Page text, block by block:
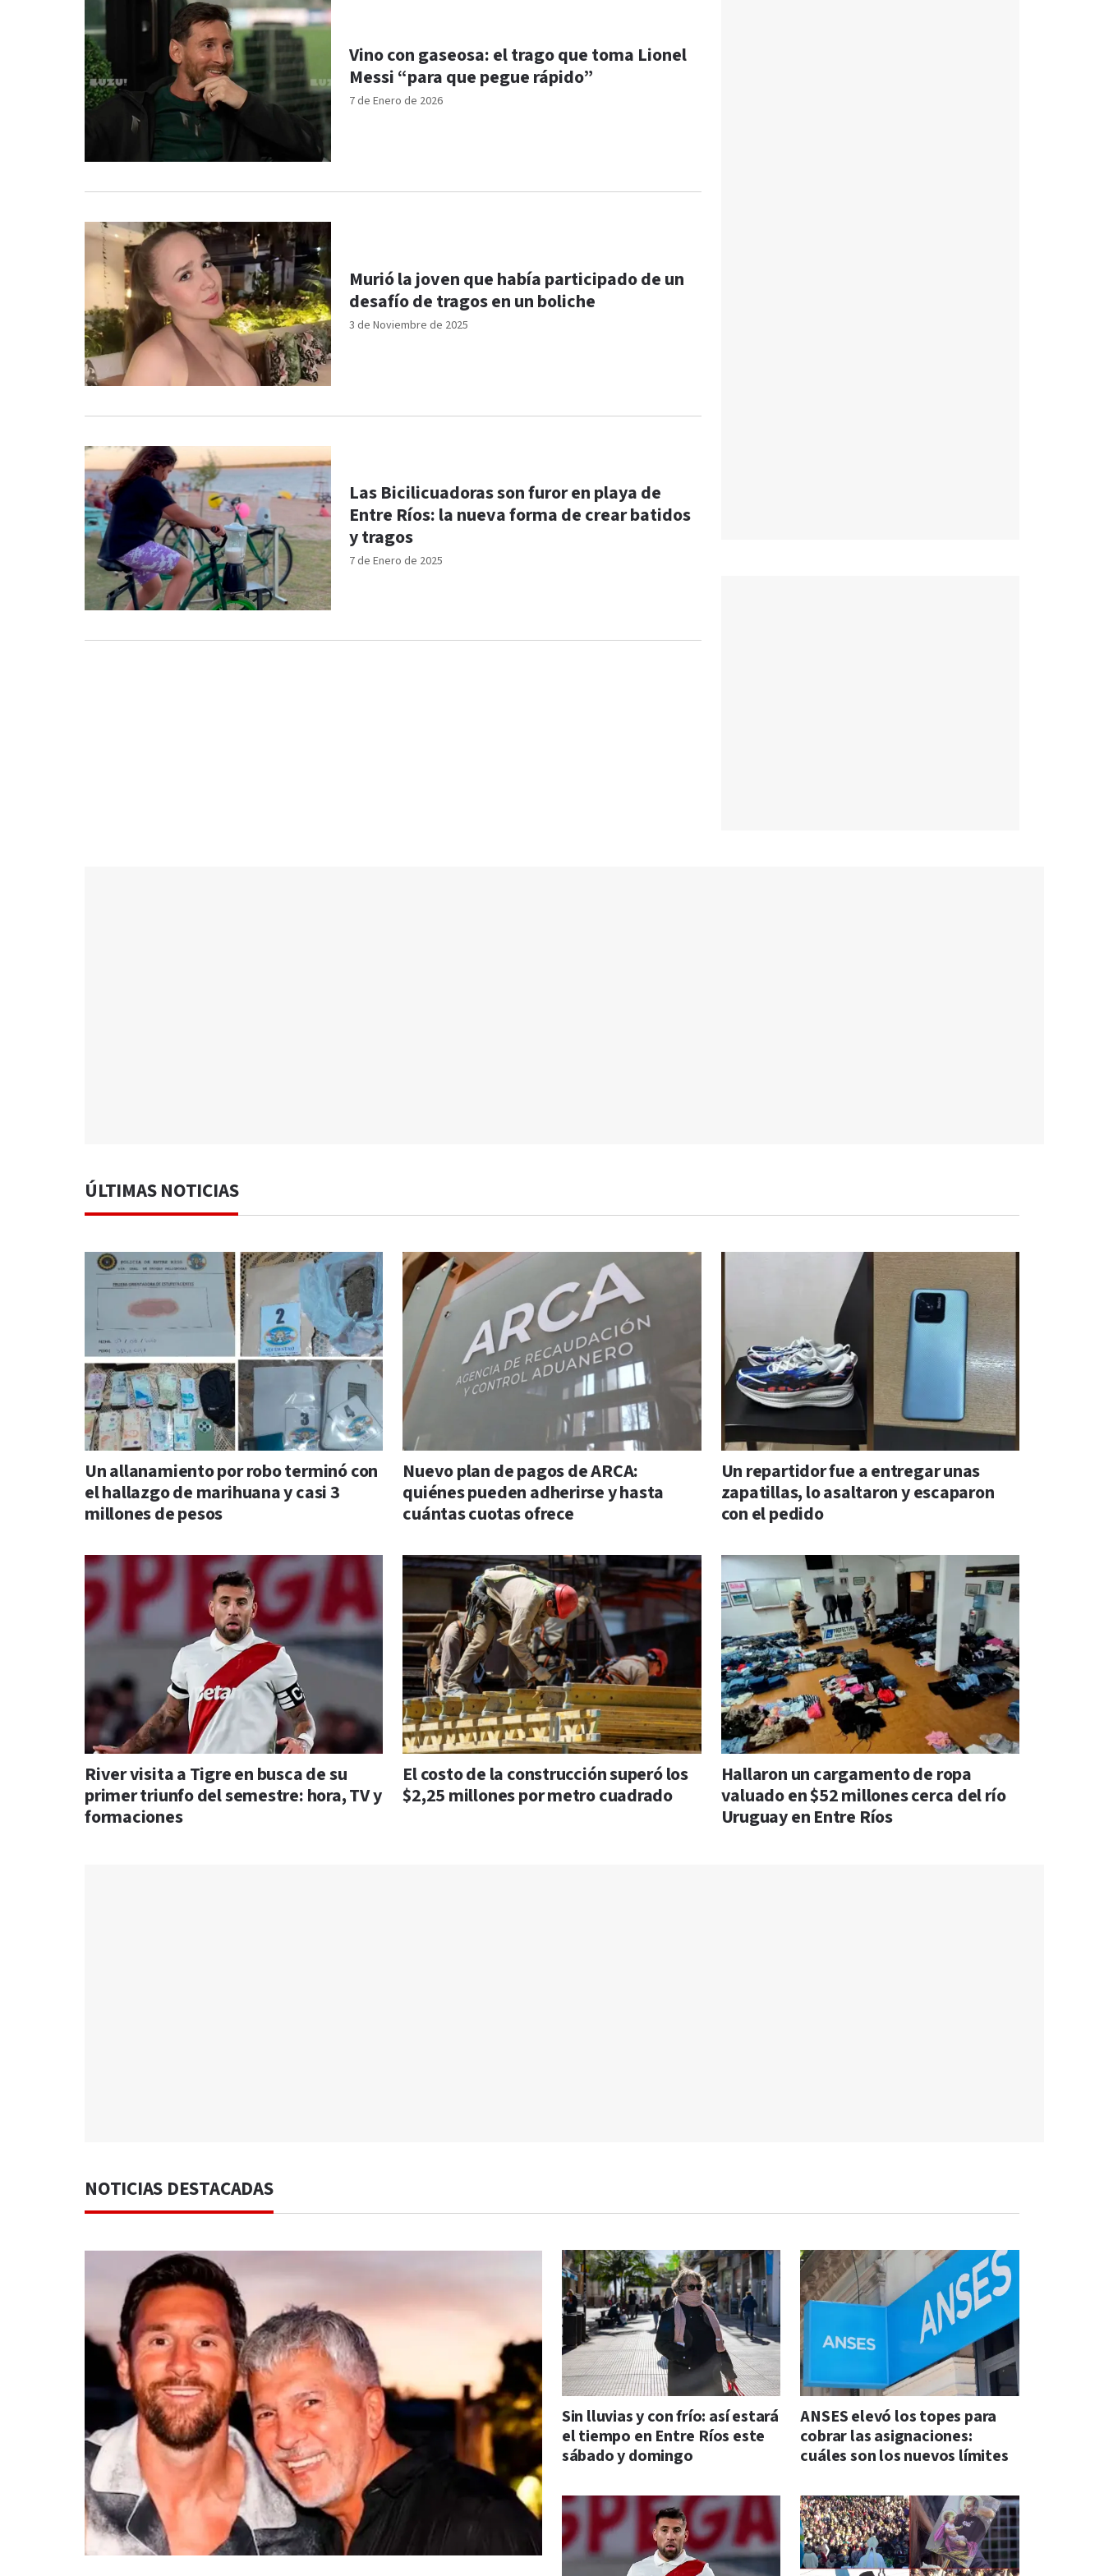
7 de Enero de 2026
Vino con gaseosa: el trago que toma Lionel
Messi “para que pegue rápido”
3 de Noviembre de 2025
Murió la joven que había participado de un
desafío de tragos en un boliche
7 de Enero de 2025
Las Bicilicuadoras son furor en playa de
Entre Ríos: la nueva forma de crear batidos
y tragos
ÚLTIMAS NOTICIAS
Un allanamiento por robo terminó con
el hallazgo de marihuana y casi 3
millones de pesos
Nuevo plan de pagos de ARCA:
quiénes pueden adherirse y hasta
cuántas cuotas ofrece
Un repartidor fue a entregar unas
zapatillas, lo asaltaron y escaparon
con el pedido
River visita a Tigre en busca de su
primer triunfo del semestre: hora, TV y
formaciones
El costo de la construcción superó los
$2,25 millones por metro cuadrado
Hallaron un cargamento de ropa
valuado en $52 millones cerca del río
Uruguay en Entre Ríos
NOTICIAS DESTACADAS
Sin lluvias y con frío: así estará
el tiempo en Entre Ríos este
sábado y domingo
ANSES elevó los topes para
cobrar las asignaciones:
cuáles son los nuevos límites